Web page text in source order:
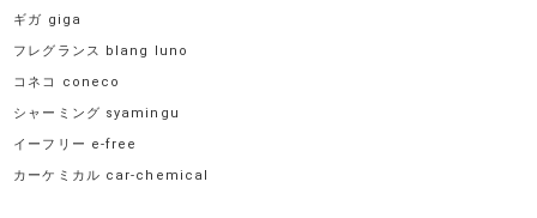
ギガ giga
フレグランス blang luno
コネコ coneco
シャーミング syamingu
イーフリー e-free
カーケミカル car-chemical